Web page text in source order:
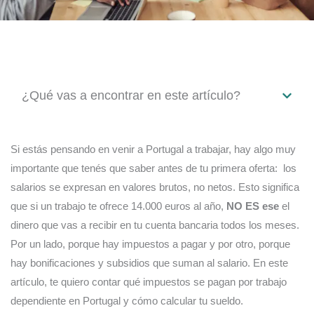
¿Qué vas a encontrar en este artículo?
Si estás pensando en venir a Portugal a trabajar, hay algo muy
importante que tenés que saber antes de tu primera oferta: los
salarios se expresan en valores brutos, no netos. Esto significa
que si un trabajo te ofrece 14.000 euros al año, NO ES ese el
dinero que vas a recibir en tu cuenta bancaria todos los meses.
Por un lado, porque hay impuestos a pagar y por otro, porque
hay bonificaciones y subsidios que suman al salario. En este
artículo, te quiero contar qué impuestos se pagan por trabajo
dependiente en Portugal y cómo calcular tu sueldo.